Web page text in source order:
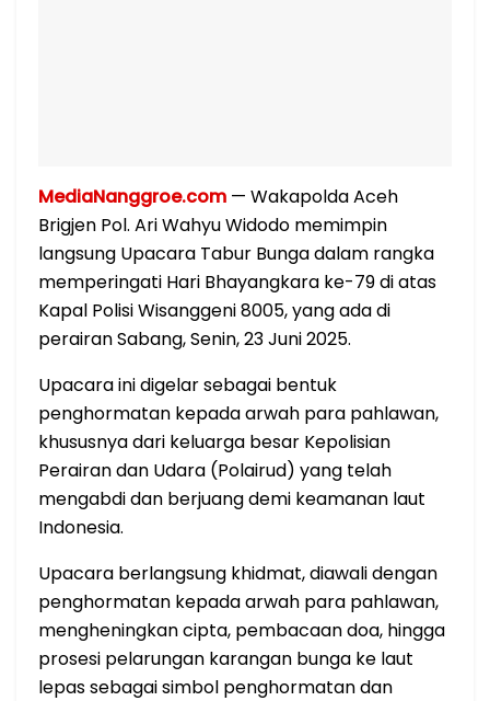
MediaNanggroe.com — Wakapolda Aceh
Brigjen Pol. Ari Wahyu Widodo memimpin
langsung Upacara Tabur Bunga dalam rangka
memperingati Hari Bhayangkara ke-79 di atas
Kapal Polisi Wisanggeni 8005, yang ada di
perairan Sabang, Senin, 23 Juni 2025.
Upacara ini digelar sebagai bentuk
penghormatan kepada arwah para pahlawan,
khususnya dari keluarga besar Kepolisian
Perairan dan Udara (Polairud) yang telah
mengabdi dan berjuang demi keamanan laut
Indonesia.
Upacara berlangsung khidmat, diawali dengan
penghormatan kepada arwah para pahlawan,
mengheningkan cipta, pembacaan doa, hingga
prosesi pelarungan karangan bunga ke laut
lepas sebagai simbol penghormatan dan